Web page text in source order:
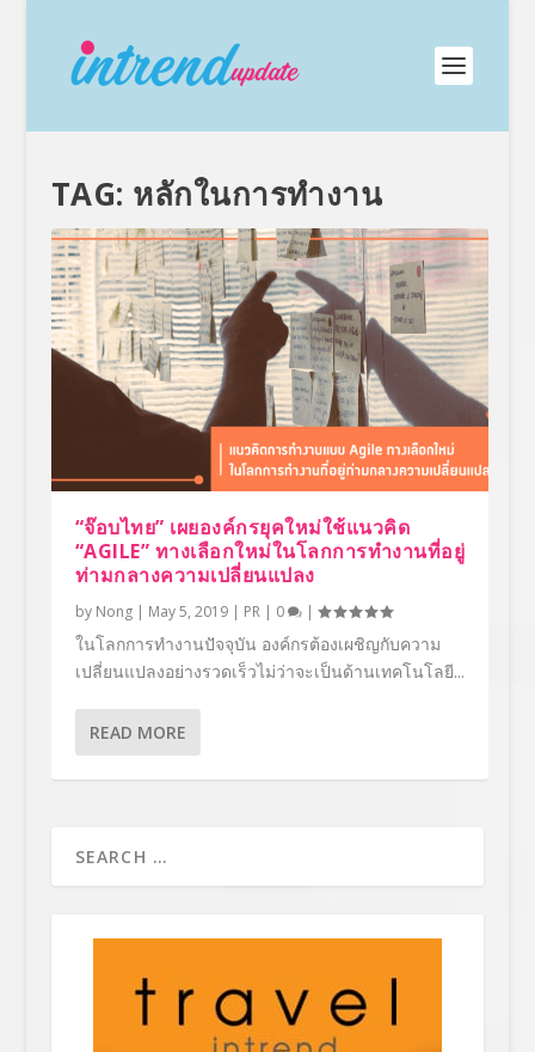
TAG: หลักในการทำงาน
“จ๊อบไทย” เผยองค์กรยุคใหม่ใช้แนวคิด
“AGILE” ทางเลือกใหม่ในโลกการทำงานที่อยู่
ท่ามกลางความเปลี่ยนแปลง
by Nong| May 5, 2019| PR| 0 |
ในโลกการทำงานปัจจุบัน องค์กรต้องเผชิญกับความ
เปลี่ยนแปลงอย่างรวดเร็วไม่ว่าจะเป็นด้านเทคโนโลยี...
READ MORE